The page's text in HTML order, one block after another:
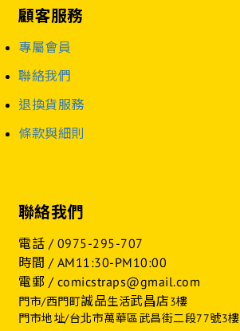
顧客服務
專屬會員
聯絡我們
退換貨服務
條款與細則
聯絡我們
電話 / 0975-295-707
時間 / AM11:30-PM10:00
電郵 / comicstraps@gmail.com
門市/西門町誠品生活武昌店3樓
門市地址/台北市萬華區武昌街二段77號3樓